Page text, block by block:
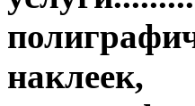
наклеек,